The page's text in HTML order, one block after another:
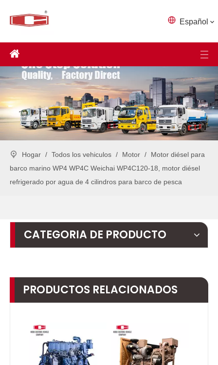
Español
Hogar / Todos los vehiculos / Motor /
Motor diésel para
barco marino WP4 WP4C Weichai WP4C120-18, motor diésel
refrigerado por agua de 4 cilindros para barco de pesca
CATEGORIA DE PRODUCTO
PRODUCTOS RELACIONADOS